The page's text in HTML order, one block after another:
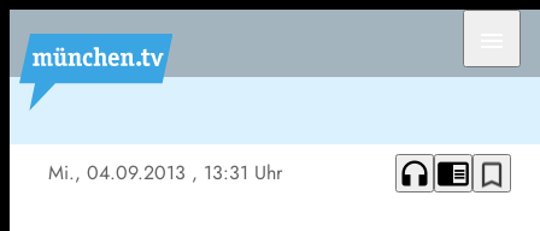
Mi., 04.09.2013 , 13:31 Uhr headphones chrome_reader_mode bookmark_border